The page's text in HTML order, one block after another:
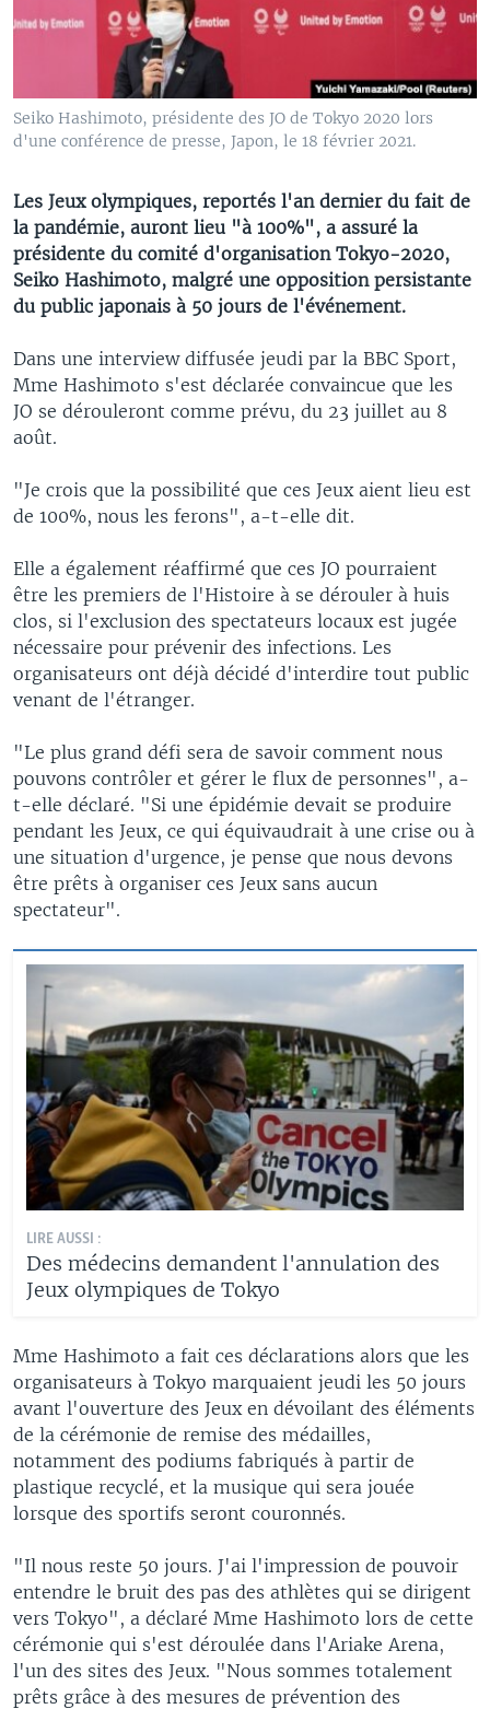
Seiko Hashimoto, présidente des JO de Tokyo 2020 lors
d'une conférence de presse, Japon, le 18 février 2021.
Les Jeux olympiques, reportés l'an dernier du fait de
la pandémie, auront lieu "à 100%", a assuré la
présidente du comité d'organisation Tokyo-2020,
Seiko Hashimoto, malgré une opposition persistante
du public japonais à 50 jours de l'événement.
Dans une interview diffusée jeudi par la BBC Sport,
Mme Hashimoto s'est déclarée convaincue que les
JO se dérouleront comme prévu, du 23 juillet au 8
août.
"Je crois que la possibilité que ces Jeux aient lieu est
de 100%, nous les ferons", a-t-elle dit.
Elle a également réaffirmé que ces JO pourraient
être les premiers de l'Histoire à se dérouler à huis
clos, si l'exclusion des spectateurs locaux est jugée
nécessaire pour prévenir des infections. Les
organisateurs ont déjà décidé d'interdire tout public
venant de l'étranger.
"Le plus grand défi sera de savoir comment nous
pouvons contrôler et gérer le flux de personnes", a-
t-elle déclaré. "Si une épidémie devait se produire
pendant les Jeux, ce qui équivaudrait à une crise ou à
une situation d'urgence, je pense que nous devons
être prêts à organiser ces Jeux sans aucun
spectateur".
LIRE AUSSI :
Des médecins demandent l'annulation des
Jeux olympiques de Tokyo
Mme Hashimoto a fait ces déclarations alors que les
organisateurs à Tokyo marquaient jeudi les 50 jours
avant l'ouverture des Jeux en dévoilant des éléments
de la cérémonie de remise des médailles,
notamment des podiums fabriqués à partir de
plastique recyclé, et la musique qui sera jouée
lorsque des sportifs seront couronnés.
"Il nous reste 50 jours. J'ai l'impression de pouvoir
entendre le bruit des pas des athlètes qui se dirigent
vers Tokyo", a déclaré Mme Hashimoto lors de cette
cérémonie qui s'est déroulée dans l'Ariake Arena,
l'un des sites des Jeux. "Nous sommes totalement
prêts grâce à des mesures de prévention des